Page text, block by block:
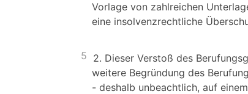
Vorlage von zahlreichen
eine insolvenzrechtliche
5 2. Dieser Verstoß des
weitere Begründung des
- deshalb unbeachtlich, auf